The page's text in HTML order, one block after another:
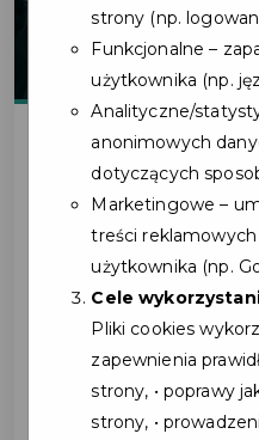
2025-06-02
DOŁĄCZ
KARTY
GMINY
strony (np.
Funkcjonalne –
użytkownika (np.
Analityczne/
anonimowych
dotyczących
Marketingowe –
treści
użytkownika (np.
Cele
Pliki cookies
zapewnienia
strony, • poprawy
strony, •